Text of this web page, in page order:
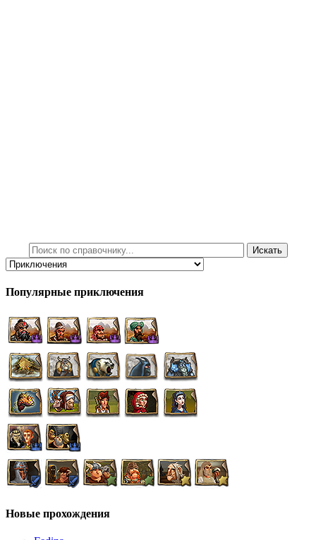
Популярные приключения
Новые прохождения